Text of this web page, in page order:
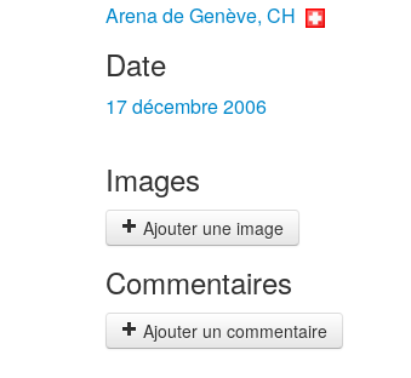
Arena de Genève, CH
Date
17 décembre 2006
Images
Ajouter une image
Commentaires
Ajouter un commentaire